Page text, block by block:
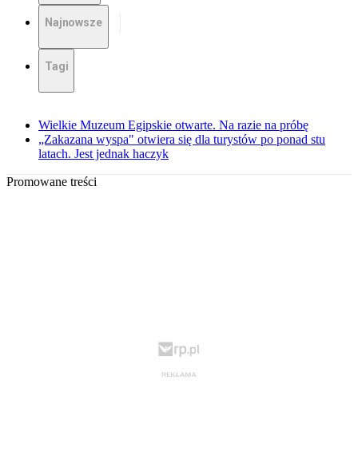
Najnowsze
Tagi
Wielkie Muzeum Egipskie otwarte. Na razie na próbę
„Zakazana wyspa" otwiera się dla turystów po ponad stu
latach. Jest jednak haczyk
Promowane treści